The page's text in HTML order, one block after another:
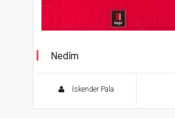
Nedîm
İskender Pala